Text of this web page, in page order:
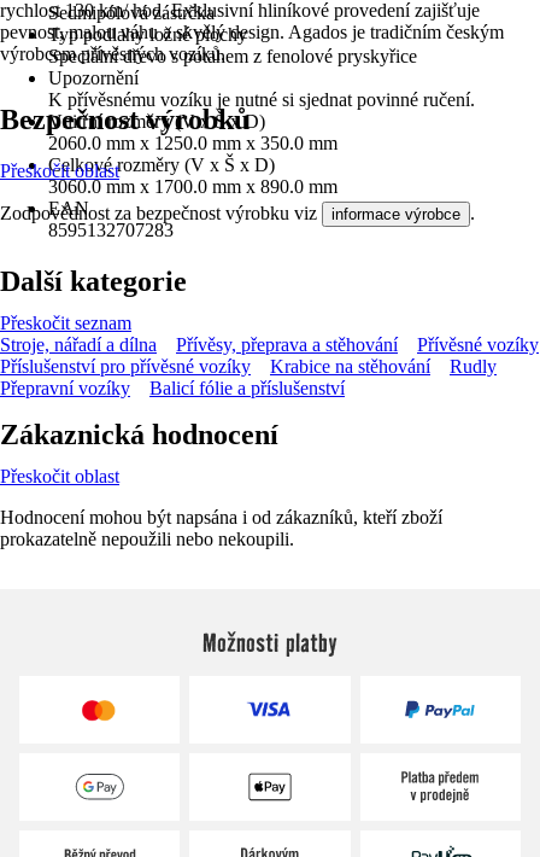
Sedmipólová zástrčka
Typ podlahy ložné plochy
Speciální dřevo s potahem z fenolové pryskyřice
Upozornění
K přívěsnému vozíku je nutné si sjednat povinné ručení.
Vnitřní rozměry (V x Š x D)
2060.0 mm x 1250.0 mm x 350.0 mm
Celkové rozměry (V x Š x D)
3060.0 mm x 1700.0 mm x 890.0 mm
EAN
8595132707283
rychlost 130 km/ hod. Exklusivní hliníkové provedení zajišťuje
pevnost, malou váhu a skvělý design. Agados je tradičním českým
výrobcem přívěsných vozíků.
Bezpečnost výrobků
Přeskočit oblast
Zodpovědnost za bezpečnost výrobku viz informace výrobce .
Další kategorie
Přeskočit seznam
Stroje, nářadí a dílna
Přívěsy, přeprava a stěhování
Přívěsné vozíky
Příslušenství pro přívěsné vozíky
Krabice na stěhování
Rudly
Přepravní vozíky
Balicí fólie a příslušenství
Zákaznická hodnocení
Přeskočit oblast
Hodnocení mohou být napsána i od zákazníků, kteří zboží
prokazatelně nepoužili nebo nekoupili.
Možnosti platby